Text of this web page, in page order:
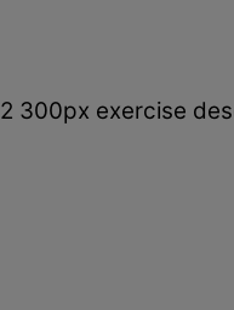
2 300px exercise